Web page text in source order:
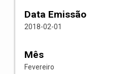
Data Emissão
2018-02-01
Mês
Fevereiro